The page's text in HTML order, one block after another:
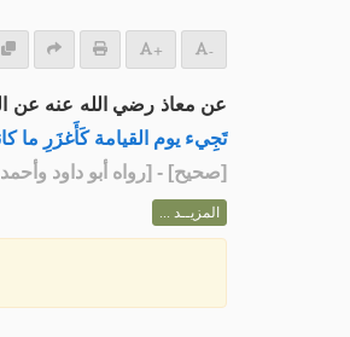
+ -
عن معاذ رضي الله عنه عن
تَجِيء يوم القيامة كَأَغزَرِ ما
[صحيح] - [رواه أبو داود
المزيــد ...